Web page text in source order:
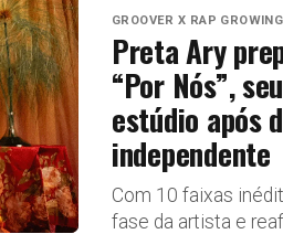
GROOVER X RAP GROWING
Preta Ary
“Por Nós”,
estúdio após
independente
Com 10 faixas
fase da artista e